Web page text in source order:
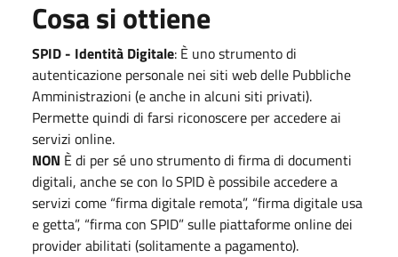
Cosa si ottiene
SPID - Identità Digitale: È uno strumento di
autenticazione personale nei siti web delle Pubbliche
Amministrazioni (e anche in alcuni siti privati).
Permette quindi di farsi riconoscere per accedere ai
servizi online.
NON È di per sé uno strumento di firma di documenti
digitali, anche se con lo SPID è possibile accedere a
servizi come “firma digitale remota”, “firma digitale usa
e getta”, “firma con SPID” sulle piattaforme online dei
provider abilitati (solitamente a pagamento).